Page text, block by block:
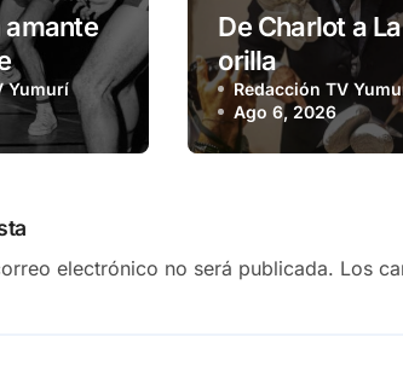
amante
Yumurí
De Charlot a
orilla
Redacción TV
Ago 6, 2026
electrónico no será publicada. Los